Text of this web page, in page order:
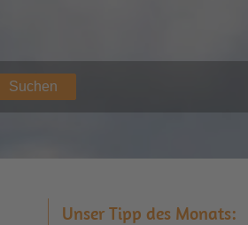
Suchen
Unser Tipp des Monats: